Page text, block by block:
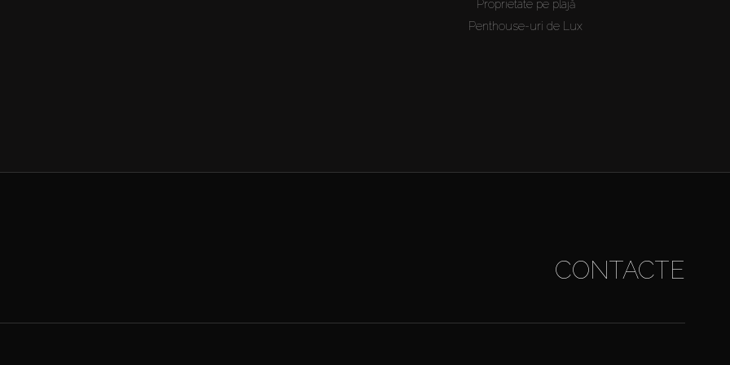
Proprietate pe plajă
Penthouse-uri de Lux
CONTACTE